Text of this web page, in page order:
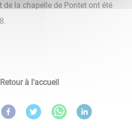
de la chapelle de Pontet ont été
Retour à l'accueil